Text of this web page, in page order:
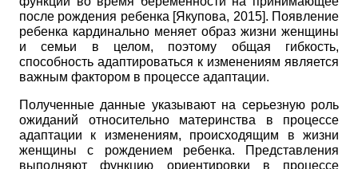
после рождения ребенка Якупова, 2015] . Появление
ребенка кардинально меняет образ жизни женщины
и семьи в целом, поэтому общая гибкость,
способность адаптироваться к изменениям является
важным фактором в процессе адаптации.
Полученные данные указывают на серьезную роль
ожиданий относительно материнства в процессе
адаптации к изменениям, происходящим в жизни
женщины с рождением ребенка. Представления
выполняют функцию ориентировки в процессе